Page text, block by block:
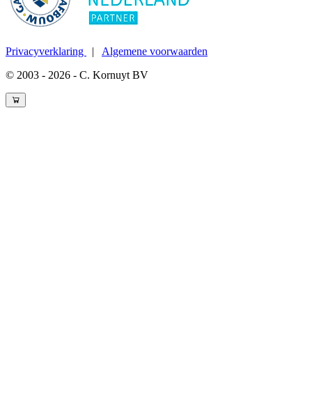
Privacyverklaring | Algemene voorwaarden
© 2003 - 2026 - C. Kornuyt BV